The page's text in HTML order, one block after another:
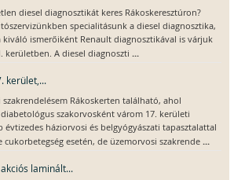
diesel diagnosztikát keres Rákoskeresztúron?
specialitásunk a diesel diagnosztika,
kiváló ismerőiként Renault diagnosztikával is várjuk
kerületben. A diesel diagnoszti ...
kerület,...
szakrendelésem Rákoskerten található, ahol
szakorvosként várom 17. kerületi
évtizedes háziorvosi és belgyógyászati tapasztalattal
cukorbetegség esetén, de üzemorvosi szakrende ...
laminált...